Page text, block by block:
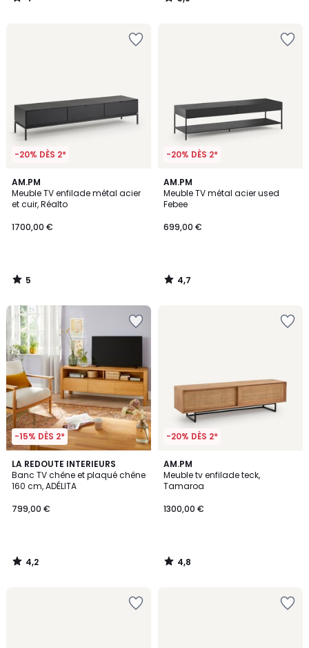
/
/
-20% DÈS 2*
AM.PM
Meuble TV enfilade métal acier
et cuir, Réalto
1700,00 €
5
/
5
5
/
-20% DÈS 2*
AM.PM
Meuble TV métal acier used
Febee
699,00 €
4,7
/ 5
4,7
/
-15% DÈS 2*
LA REDOUTE INTERIEURS
Banc TV chêne et plaqué chêne
160 cm, ADÉLITA
799,00 €
4,2
/ 5
4,2
/
-20% DÈS 2*
AM.PM
Meuble tv enfilade teck,
Tamaroa
1300,00 €
4,8
/ 5
4,8
/